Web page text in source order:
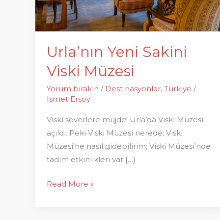
Urla’nın Yeni Sakini
Viski Müzesi
Yorum bırakın / Destinasyonlar, Türkiye /
Ismet Ersoy
Viski severlere müjde! Urla’da Viski Müzesi
açıldı. Peki Viski Müzesi nerede; Viski
Müzesi’ne nasıl gidebilirim; Viski Müzesi’nde
tadım etkinlikleri var […]
Urla’nın
Read More »